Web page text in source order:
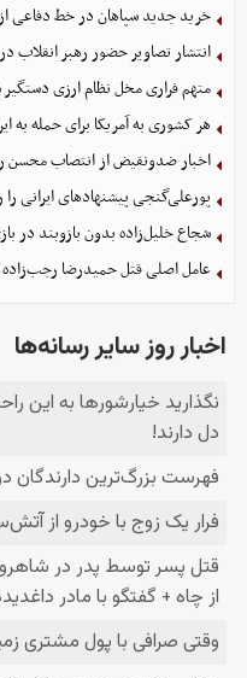
خرید جدید سپاهان در خط دفاعی
انتشار تصاویر حضور رهبر انقلاب
متهم فراری مخل نظام ارزی
هر کشوری به آمریکا برای حمله
اخبار ضدونقیض از انتصاب محسن
پورعلی‌گنجی پیشنهادهای ایرانی را
شجاع خلیل‌زاده بدون بازوبند در
عامل اصلی قتل حمیدرضا